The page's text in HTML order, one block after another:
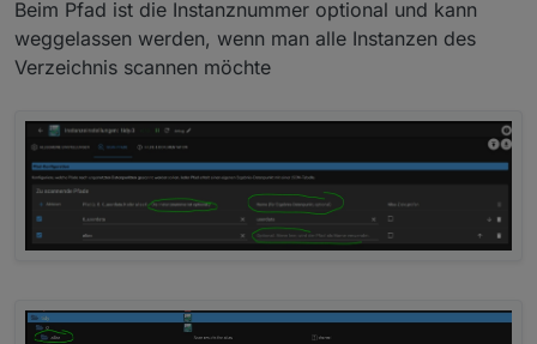
Beim Pfad ist die Instanznummer optional und kann
weggelassen werden, wenn man alle Instanzen des
Verzeichnis scannen möchte